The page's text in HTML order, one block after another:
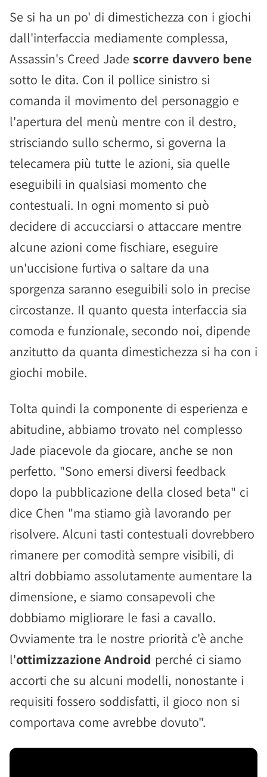
Se si ha un po' di dimestichezza con i giochi
dall'interfaccia mediamente complessa,
Assassin's Creed Jade scorre davvero bene
sotto le dita. Con il pollice sinistro si
comanda il movimento del personaggio e
l'apertura del menù mentre con il destro,
strisciando sullo schermo, si governa la
telecamera più tutte le azioni, sia quelle
eseguibili in qualsiasi momento che
contestuali. In ogni momento si può
decidere di accucciarsi o attaccare mentre
alcune azioni come fischiare, eseguire
un'uccisione furtiva o saltare da una
sporgenza saranno eseguibili solo in precise
circostanze. Il quanto questa interfaccia sia
comoda e funzionale, secondo noi, dipende
anzitutto da quanta dimestichezza si ha con i
giochi mobile.
Tolta quindi la componente di esperienza e
abitudine, abbiamo trovato nel complesso
Jade piacevole da giocare, anche se non
perfetto. "Sono emersi diversi feedback
dopo la pubblicazione della closed beta" ci
dice Chen "ma stiamo già lavorando per
risolvere. Alcuni tasti contestuali dovrebbero
rimanere per comodità sempre visibili, di
altri dobbiamo assolutamente aumentare la
dimensione, e siamo consapevoli che
dobbiamo migliorare le fasi a cavallo.
Ovviamente tra le nostre priorità c'è anche
l'ottimizzazione Android perché ci siamo
accorti che su alcuni modelli, nonostante i
requisiti fossero soddisfatti, il gioco non si
comportava come avrebbe dovuto".